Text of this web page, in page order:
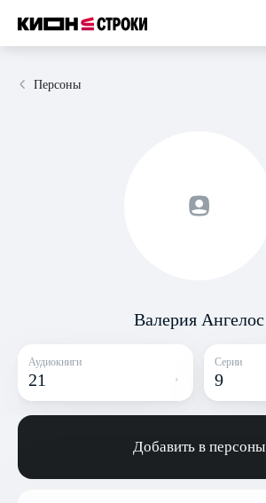
Персоны
Валерия Ангелос
Аудиокниги
21
Серии
9
Добавить в персоны